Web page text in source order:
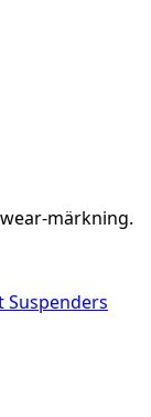
märkning.